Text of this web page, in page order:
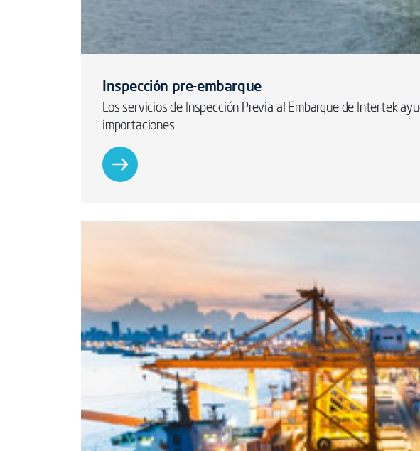
Inspección pre-embarque
Los servicios de Inspección Previa al Embarque de Intertek
importaciones.